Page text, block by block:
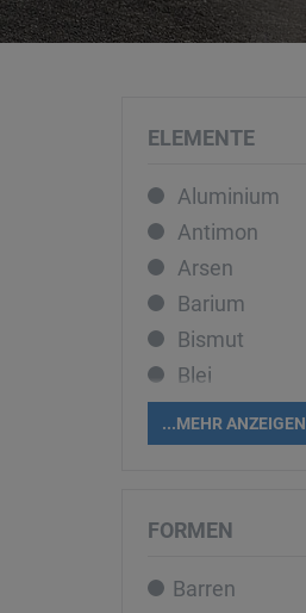
ELEMENTE
Aluminium
Antimon
Arsen
Barium
Bismut
Blei
Cadmium
Calcium
Chrom
...MEHR ANZEIGEN
FORMEN
Barren